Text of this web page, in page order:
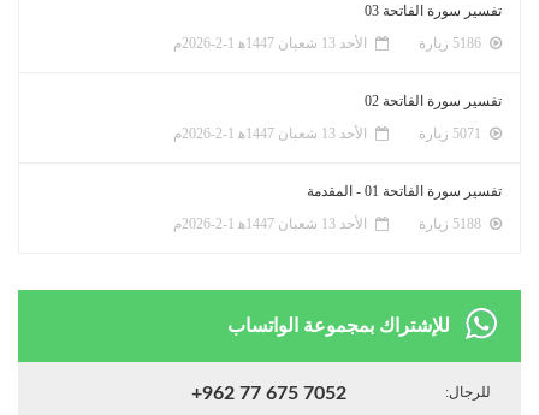
تفسير سورة الفاتحة 03
الأحد 13 شعبان 1447ﻫ 1-2-2026م
تفسير سورة الفاتحة 02
الأحد 13 شعبان 1447ﻫ 1-2-2026م
تفسير سورة الفاتحة 01 - المقدمة
الأحد 13 شعبان 1447ﻫ 1-2-2026م
للإشتراك بمجموعة الواتساب
للرجال: +962 77 675 7052